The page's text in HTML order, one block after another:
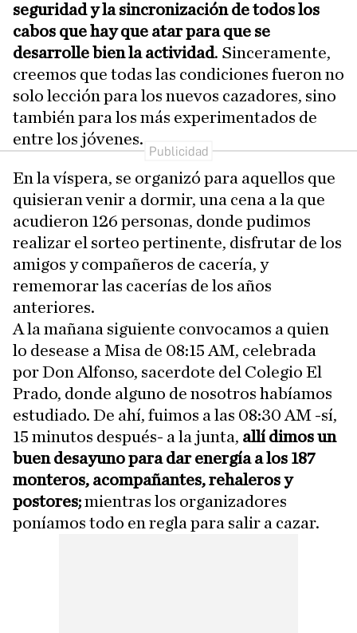
seguridad y la sincronización de todos los
cabos que hay que atar para que se
desarrolle bien la actividad. Sinceramente,
creemos que todas las condiciones fueron no
solo lección para los nuevos cazadores, sino
también para los más experimentados de
entre los jóvenes.
En la víspera, se organizó para aquellos que
quisieran venir a dormir, una cena a la que
acudieron 126 personas, donde pudimos
realizar el sorteo pertinente, disfrutar de los
amigos y compañeros de cacería, y
rememorar las cacerías de los años
anteriores.
A la mañana siguiente convocamos a quien
lo desease a Misa de 08:15 AM, celebrada
por Don Alfonso, sacerdote del Colegio El
Prado, donde alguno de nosotros habíamos
estudiado. De ahí, fuimos a las 08:30 AM -sí,
15 minutos después- a la junta, allí dimos un
buen desayuno para dar energía a los 187
monteros, acompañantes, rehaleros y
postores;mientras los organizadores
poníamos todo en regla para salir a cazar.